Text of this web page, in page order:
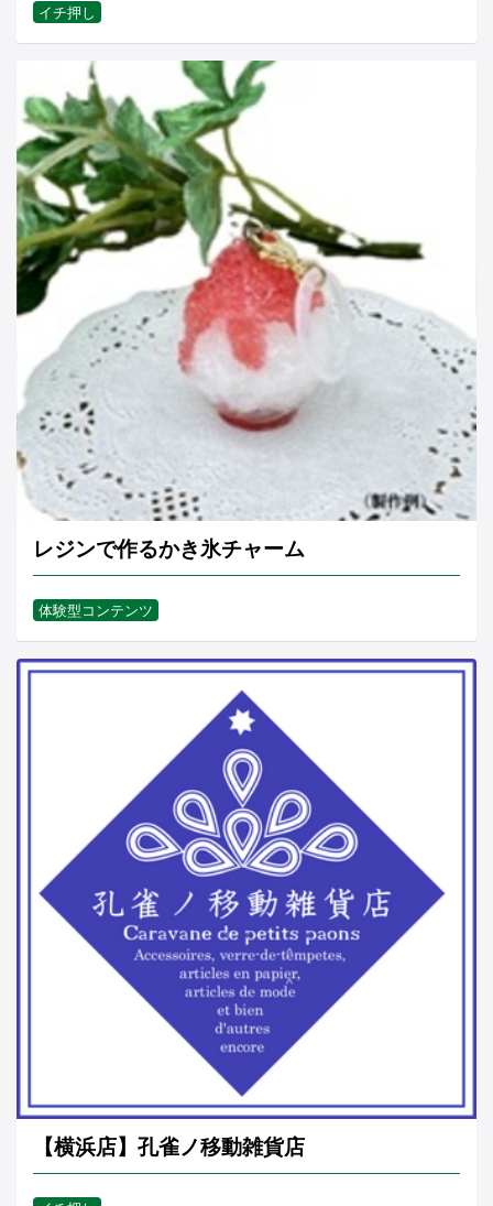
イチ押し
レジンで作るかき氷チャーム
体験型コンテンツ
【横浜店】孔雀ノ移動雑貨店